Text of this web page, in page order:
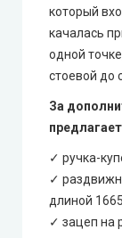
который
качалась
одной
стоевой до
За
✓ ручка-
✓
длиной
✓ зацеп на